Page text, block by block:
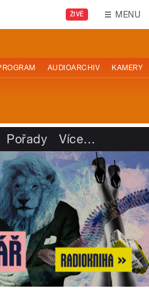
ŽIVĚ MENU
AUDIOARCHIV KAMERY
Pořady Více…